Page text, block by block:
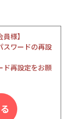
様】
スワードの再設
ド再設定をお願